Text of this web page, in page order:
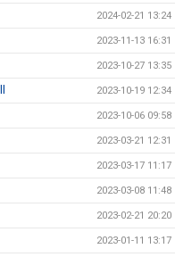
2024-02-21 13:24
2023-11-13 16:31
2023-10-27 13:35
2023-10-19 12:34
2023-10-06 09:58
2023-03-21 12:31
2023-03-17 11:17
2023-03-08 11:48
2023-02-21 20:20
2023-01-11 13:17